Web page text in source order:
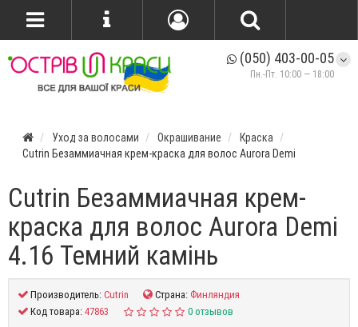
(050) 403-00-05
Пн.-Пт. 10:00 — 18:00
Уход за волосами Окрашивание
Краска
Cutrin Безаммиачная крем-краска для волос Aurora Demi
Cutrin Безаммиачная крем-
краска для волос Aurora Demi
4.16 Темний камінь
Производитель:Cutrin Страна: Финляндия
Код товара:47863 0 отзывов